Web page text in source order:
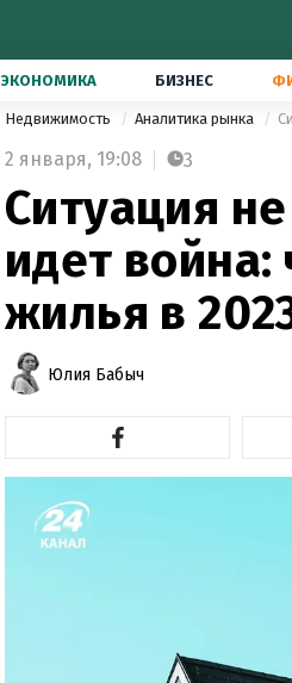
ЭКОНОМИКА БИЗНЕС
Недвижимость Аналитика рынка
2 января, 19:08 3
Ситуация
идет
жилья в
Юлия Бабыч